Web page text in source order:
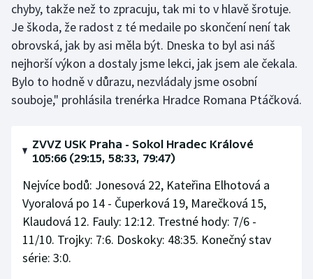
chyby, takže než to zpracuju, tak mi to v hlavě šrotuje.
Je škoda, že radost z té medaile po skončení není tak
obrovská, jak by asi měla být. Dneska to byl asi náš
nejhorší výkon a dostaly jsme lekci, jak jsem ale čekala.
Bylo to hodně v důrazu, nezvládaly jsme osobní
souboje," prohlásila trenérka Hradce Romana Ptáčková.
ZVVZ USK Praha - Sokol Hradec Králové
105:66 (29:15, 58:33, 79:47)
Nejvíce bodů: Jonesová 22, Kateřina Elhotová a
Vyoralová po 14 - Čuperková 19, Marečková 15,
Klaudová 12. Fauly: 12:12. Trestné hody: 7/6 -
11/10. Trojky: 7:6. Doskoky: 48:35. Konečný stav
série: 3:0.